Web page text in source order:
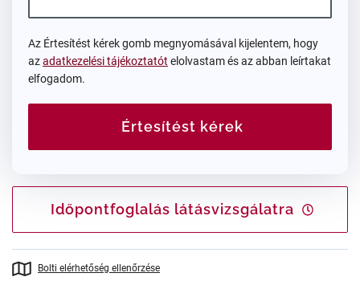
Az Értesítést kérek gomb megnyomásával kijelentem, hogy
azadatkezelési tájékoztatót elolvastam és az abban leírtakat
elfogadom.
Értesítést kérek
Időpontfoglalás látásvizsgálatra
Bolti elérhetőség ellenőrzése